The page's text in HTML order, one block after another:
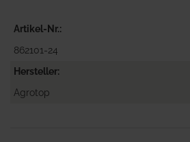
Artikel-Nr.
862101-24
Hersteller
Agrotop